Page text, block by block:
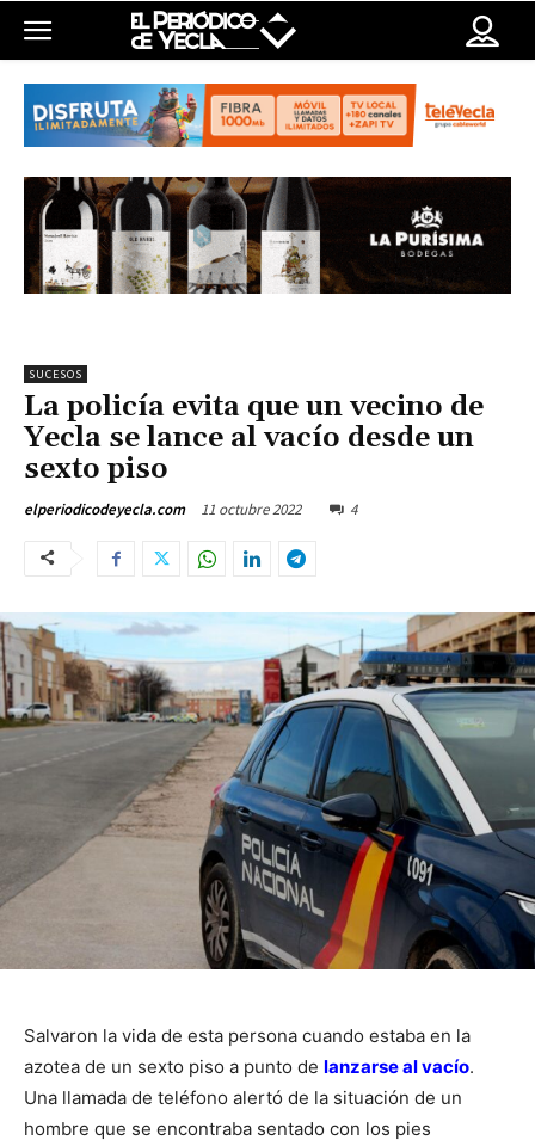
SUCESOS
La policía evita que un vecino de
Yecla se lance al vacío desde un
sexto piso
elperiodicodeyecla.com 11 octubre 2022 4
Salvaron la vida de esta persona cuando estaba en la
azotea de un sexto piso a punto de lanzarse al vacío.
Una llamada de teléfono alertó de la situación de un
hombre que se encontraba sentado con los pies